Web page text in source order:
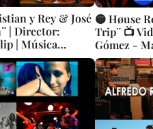
y Rey & José
| Director:
| Música
Artistas Cubanos
🟡 Høuse
Trip¨ 📺
Gómez -
Rodríguez